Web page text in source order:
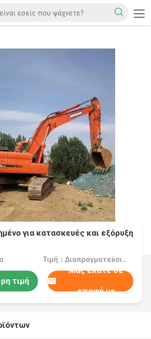
για κατασκευές και εξόρυξη
Τιμή：Διαπραγματεύσιμος
τιμή
Μας ελάτε σε
επαφή με